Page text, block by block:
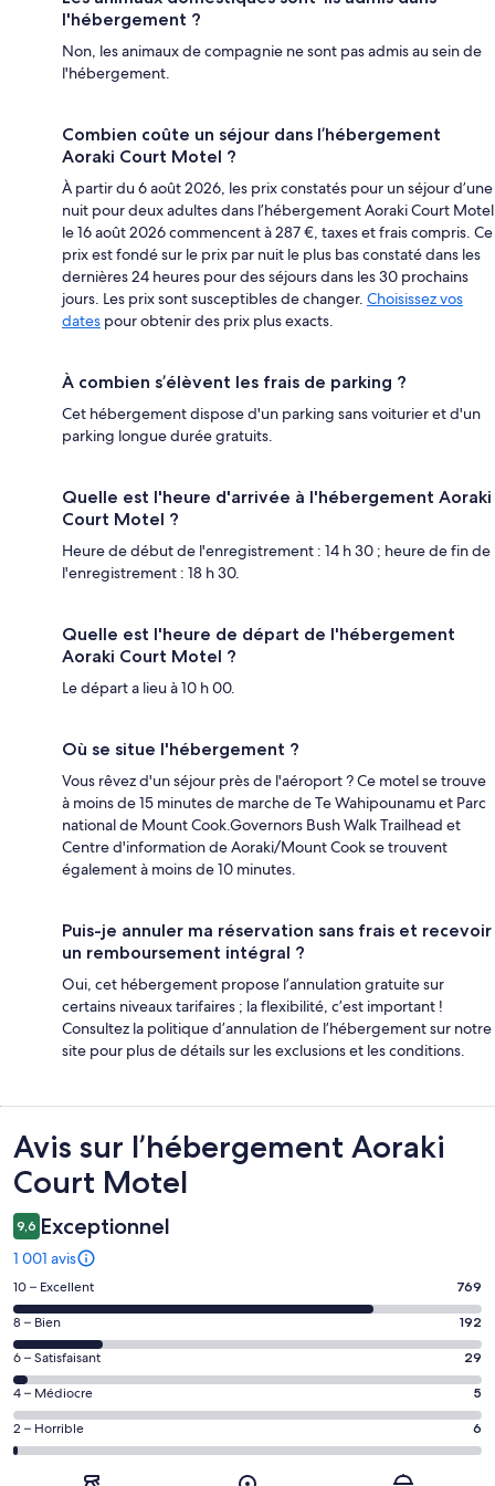
l'hébergement ?
Non, les animaux de compagnie ne sont pas admis au sein de
l'hébergement.
Combien coûte un séjour dans l’hébergement
Aoraki Court Motel ?
À partir du 6 août 2026, les prix constatés pour un séjour d’une
nuit pour deux adultes dans l’hébergement Aoraki Court Motel
le 16 août 2026 commencent à 287 €, taxes et frais compris. Ce
prix est fondé sur le prix par nuit le plus bas constaté dans les
dernières 24 heures pour des séjours dans les 30 prochains
jours. Les prix sont susceptibles de changer. Choisissez vos
dates pour obtenir des prix plus exacts.
À combien s’élèvent les frais de parking ?
Cet hébergement dispose d'un parking sans voiturier et d'un
parking longue durée gratuits.
Quelle est l'heure d'arrivée à l'hébergement Aoraki
Court Motel ?
Heure de début de l'enregistrement : 14 h 30 ; heure de fin de
l'enregistrement : 18 h 30.
Quelle est l'heure de départ de l'hébergement
Aoraki Court Motel ?
Le départ a lieu à 10 h 00.
Où se situe l'hébergement ?
Vous rêvez d'un séjour près de l'aéroport ? Ce motel se trouve
à moins de 15 minutes de marche de Te Wahipounamu et Parc
national de Mount Cook.Governors Bush Walk Trailhead et
Centre d'information de Aoraki/Mount Cook se trouvent
également à moins de 10 minutes.
Puis-je annuler ma réservation sans frais et recevoir
un remboursement intégral ?
Oui, cet hébergement propose l’annulation gratuite sur
certains niveaux tarifaires ; la flexibilité, c’est important !
Consultez la politique d’annulation de l’hébergement sur notre
site pour plus de détails sur les exclusions et les conditions.
Avis
Avis sur l’hébergement Aoraki
Court Motel
9,6 Exceptionnel
1 001 avis
Note
des
voyageurs
de 10
(Excellent),
d’après 769 avis
sur 1001.
10 – Excellent 769
Note
des
voyageurs
de 8
(Bien),
d’après 192 avis
8 – Bien 192
Note
des
voyageurs
de 6
(Satisfaisant),
d’après 29 avis
6 – Satisfaisant 29
Note
des
voyageurs
4 – Médiocre 5
Note
des
voyageurs
2 – Horrible 6